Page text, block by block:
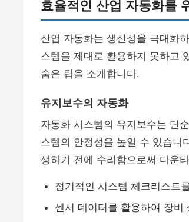
효율적인 산업 자동화를
산업 자동화는 생산성을 극대화
스템을 제대로 활용하지 못하고
숨은 팁을 소개합니다.
유지보수의 자동화
자동화 시스템의 유지보수는 단
스템의 안정성을 높일 수 있습니
생하기 전에 수리함으로써 다운
정기적인 시스템 체크리스트
센서 데이터를 활용하여 장비